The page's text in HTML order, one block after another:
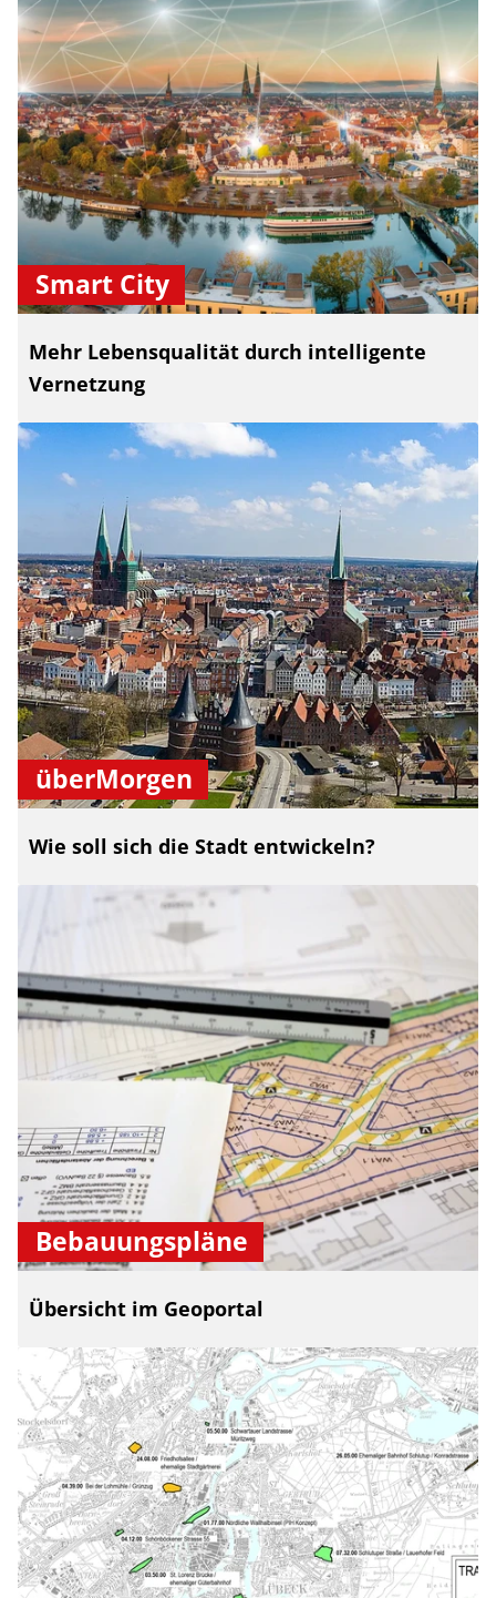
Smart City
Mehr Lebensqualität durch intelligente
Vernetzung
überMorgen
Wie soll sich die Stadt entwickeln?
Bebauungspläne
Übersicht im Geoportal